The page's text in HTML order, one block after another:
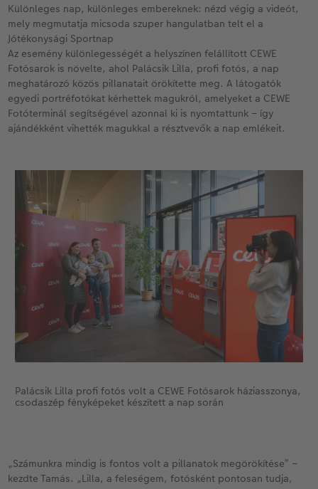
Különleges nap, különleges embereknek: nézd végig a videót,
mely megmutatja micsoda szuper hangulatban telt el a
Jótékonysági Sportnap
Az esemény különlegességét a helyszínen felállított CEWE
Fotósarok is növelte, ahol Palácsik Lilla, profi fotós, a nap
meghatározó közös pillanatait örökítette meg. A látogatók
egyedi portréfotókat kérhettek magukról, amelyeket a CEWE
Fotóterminál segítségével azonnal ki is nyomtattunk – így
ajándékként vihették magukkal a résztvevők a nap emlékeit.
Palácsik Lilla profi fotós volt a CEWE Fotósarok háziasszonya,
csodaszép fényképeket készített a nap során
„Számunkra mindig is fontos volt a pillanatok megörökítése” –
kezdte Tamás. „Lilla, a feleségem, fotósként pontosan tudja,